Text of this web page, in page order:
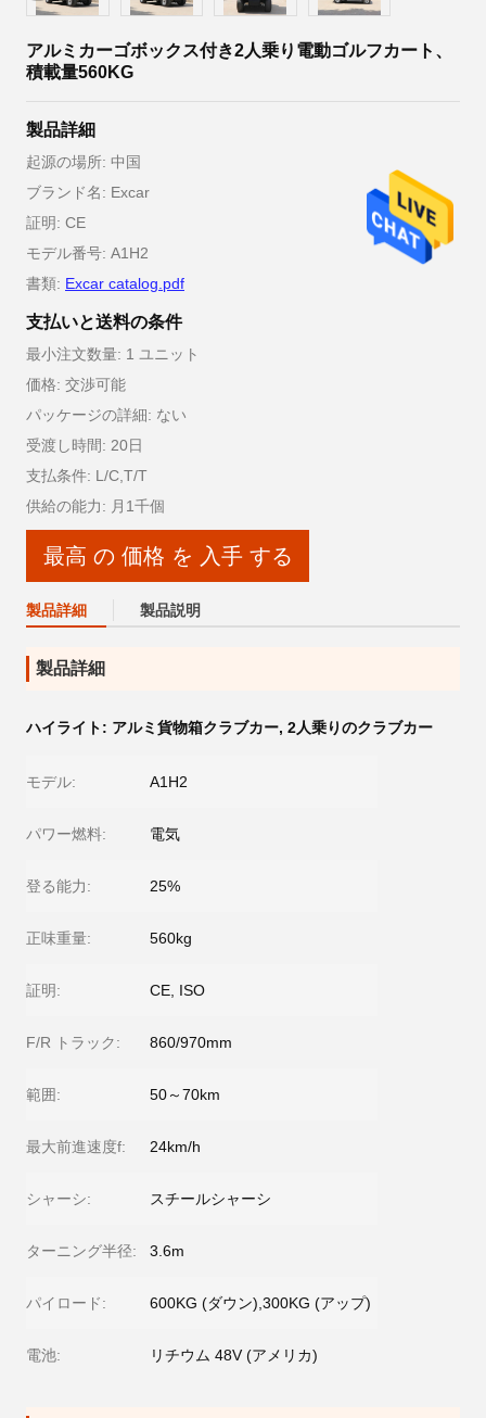
アルミカーゴボックス付き2人乗り電動ゴルフカート、
積載量560KG
製品詳細
起源の場所: 中国
ブランド名: Excar
証明: CE
モデル番号: A1H2
書類: Excar catalog.pdf
支払いと送料の条件
最小注文数量: 1 ユニット
価格: 交渉可能
パッケージの詳細: ない
受渡し時間: 20日
支払条件: L/C,T/T
供給の能力: 月1千個
最高 の 価格 を 入手 する
製品詳細 製品説明
製品詳細
ハイライト: アルミ貨物箱クラブカー, 2人乗りのクラブカー
モデル: A1H2
パワー燃料: 電気
登る能力: 25%
正味重量: 560kg
証明: CE, ISO
F/R トラック: 860/970mm
範囲: 50～70km
最大前進速度f: 24km/h
シャーシ: スチールシャーシ
ターニング半径: 3.6m
パイロード: 600KG (ダウン),300KG (アップ)
電池: リチウム 48V (アメリカ)